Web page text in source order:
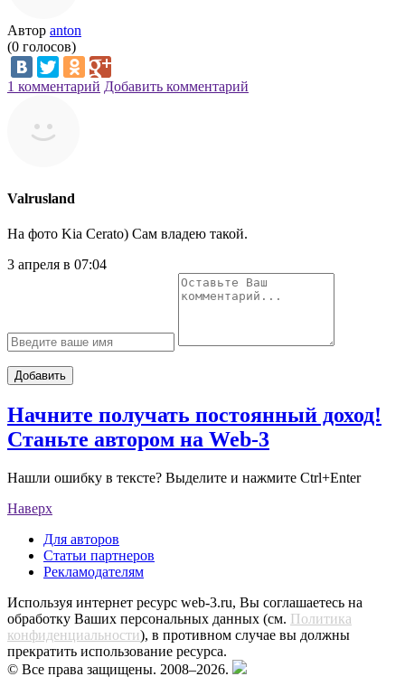
Автор anton
(0 голосов)
1 комментарий Добавить комментарий
Valrusland
На фото Kia Cerato) Сам владею такой.
3 апреля в 07:04
Добавить
Начните получать постоянный доход!
Станьте автором на Web-3
Нашли ошибку в тексте? Выделите и нажмите Ctrl+Enter
Наверх
Для авторов
Статьи партнеров
Рекламодателям
Используя интернет ресурс web-3.ru, Вы соглашаетесь на
обработку Ваших персональных данных (см. Политика
конфиденциальности), в противном случае вы должны
прекратить использование ресурса.
© Все права защищены. 2008–2026.